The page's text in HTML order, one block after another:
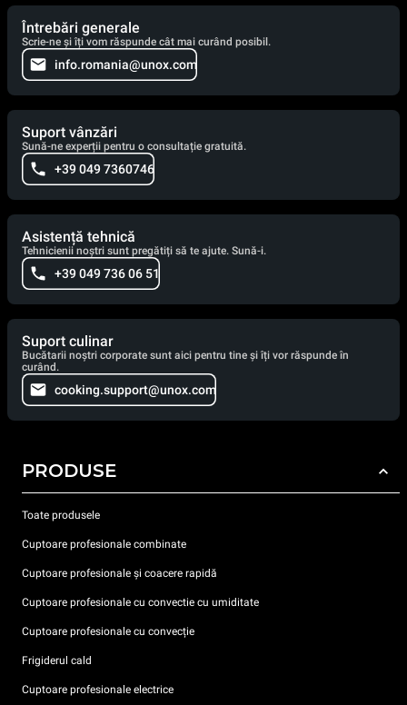
Întrebări generale
Scrie-ne și îți vom răspunde cât mai curând posibil.
info.romania@unox.com
Suport vânzări
Sună-ne experții pentru o consultație gratuită.
+39 049 7360746
Asistență tehnică
Tehnicienii noștri sunt pregătiți să te ajute. Sună-i.
+39 049 736 06 51
Suport culinar
Bucătarii noștri corporate sunt aici pentru tine și îți vor răspunde în
curând.
cooking.support@unox.com
PRODUSE
Toate produsele
Cuptoare profesionale combinate
Cuptoare profesionale și coacere rapidă
Cuptoare profesionale cu convectie cu umiditate
Cuptoare profesionale cu convecție
Frigiderul cald
Cuptoare profesionale electrice